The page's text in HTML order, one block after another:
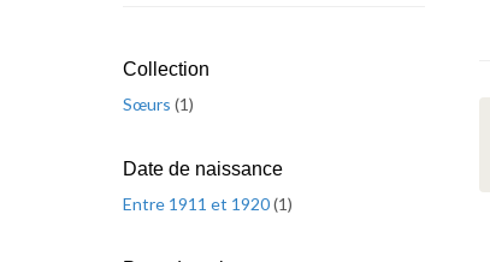
Collection
Sœurs (1)
Date de naissance
Entre 1911 et 1920(1)